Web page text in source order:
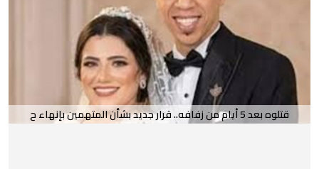
قتلوه بعد 5 أيام من زفافه.. قرار جديد بشأن المتهمين بإنهاء ح